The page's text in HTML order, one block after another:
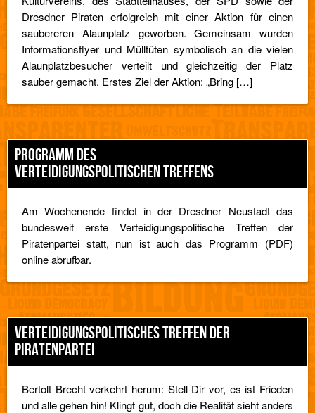
Dresdner Piraten erfolgreich mit einer Aktion für einen
saubereren Alaunplatz geworben. Gemeinsam wurden
Informationsflyer und Mülltüten symbolisch an die vielen
Alaunplatzbesucher verteilt und gleichzeitig der Platz
sauber gemacht. Erstes Ziel der Aktion: „Bring […]
PROGRAMM DES
VERTEIDIGUNGSPOLITISCHEN TREFFENS
Am Wochenende findet in der Dresdner Neustadt das
bundesweit erste Verteidigungspolitische Treffen der
Piratenpartei statt, nun ist auch das Programm (PDF)
online abrufbar.
VERTEIDIGUNGSPOLITISCHES TREFFEN DER
PIRATENPARTEI
Bertolt Brecht verkehrt herum: Stell Dir vor, es ist Frieden
und alle gehen hin! Klingt gut, doch die Realität sieht anders